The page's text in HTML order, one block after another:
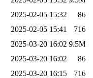
2025-02-05 15:32
86
2025-02-05 15:41
716
2025-03-20 16:02 9.5M
2025-03-20 16:02
86
2025-03-20 16:15
716